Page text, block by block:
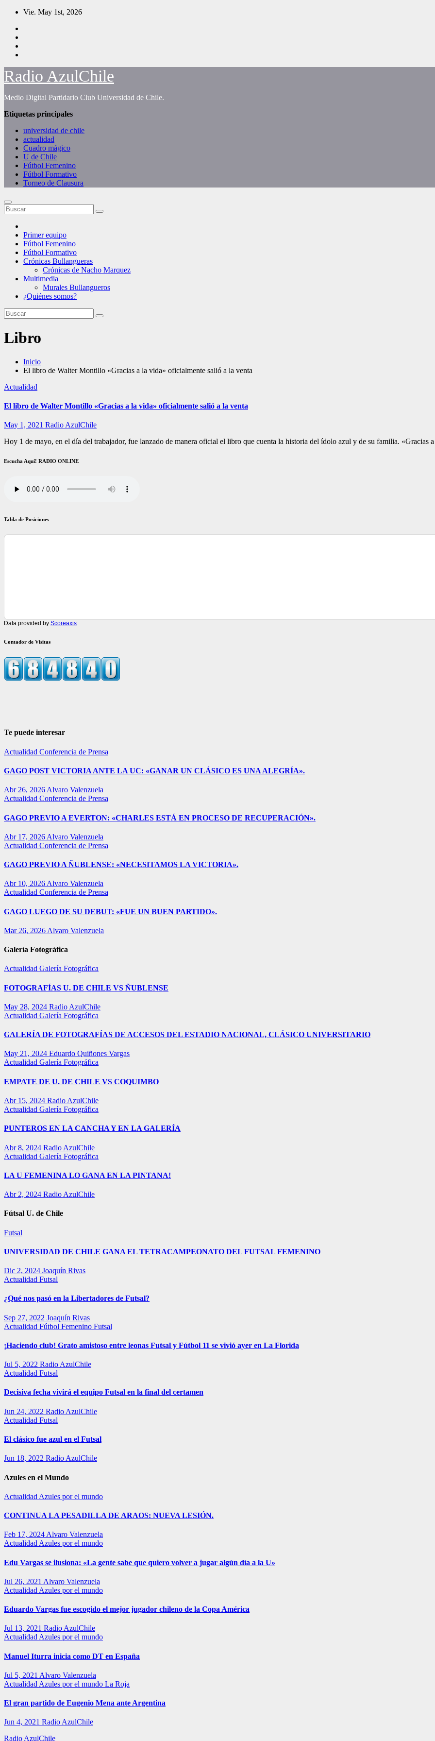
Saltar
contenido
Vie. May 1st, 2026
Radio AzulChile
Medio Digital Partidario Club Universidad de Chile.
Etiquetas principales
universidad de chile
actualidad
Cuadro mágico
U de Chile
Fútbol Femenino
Fútbol Formativo
Torneo de Clausura
Primer equipo
Fútbol Femenino
Fútbol Formativo
Crónicas Bullangueras
Crónicas de Nacho Marquez
Multimedia
Murales Bullangueros
¿Quiénes somos?
Libro
Inicio
El libro de Walter Montillo «Gracias a la vida» oficialmente salió a la venta
Actualidad
El libro de Walter Montillo «Gracias a la vida» oficialmente salió a la venta
May 1, 2021 Radio AzulChile
Hoy 1 de mayo, en el día del trabajador, fue lanzado de manera oficial el libro que cuenta la historia del ídolo azul y de su familia. «Gracias
Escucha Aquí! RADIO ONLINE
Tabla de Posiciones
Data provided by Scoreaxis
Contador de Visitas
Te puede interesar
Actualidad Conferencia de Prensa
GAGO POST VICTORIA ANTE LA UC: «GANAR UN CLÁSICO ES UNA ALEGRÍA».
Abr 26, 2026 Alvaro Valenzuela
Actualidad Conferencia de Prensa
GAGO PREVIO A EVERTON: «CHARLES ESTÁ EN PROCESO DE RECUPERACIÓN».
Abr 17, 2026 Alvaro Valenzuela
Actualidad Conferencia de Prensa
GAGO PREVIO A ÑUBLENSE: «NECESITAMOS LA VICTORIA».
Abr 10, 2026 Alvaro Valenzuela
Actualidad Conferencia de Prensa
GAGO LUEGO DE SU DEBUT: «FUE UN BUEN PARTIDO».
Mar 26, 2026 Alvaro Valenzuela
Galería Fotográfica
Actualidad Galería Fotográfica
FOTOGRAFÍAS U. DE CHILE VS ÑUBLENSE
May 28, 2024 Radio AzulChile
Actualidad Galería Fotográfica
GALERÍA DE FOTOGRAFÍAS DE ACCESOS DEL ESTADIO NACIONAL, CLÁSICO UNIVERSITARIO
May 21, 2024 Eduardo Quiñones Vargas
Actualidad Galería Fotográfica
EMPATE DE U. DE CHILE VS COQUIMBO
Abr 15, 2024 Radio AzulChile
Actualidad Galería Fotográfica
PUNTEROS EN LA CANCHA Y EN LA GALERÍA
Abr 8, 2024 Radio AzulChile
Actualidad Galería Fotográfica
LA U FEMENINA LO GANA EN LA PINTANA!
Abr 2, 2024 Radio AzulChile
Fútsal U. de Chile
Futsal
UNIVERSIDAD DE CHILE GANA EL TETRACAMPEONATO DEL FUTSAL FEMENINO
Dic 2, 2024 Joaquín Rivas
Actualidad Futsal
¿Qué nos pasó en la Libertadores de Futsal?
Sep 27, 2022 Joaquín Rivas
Actualidad Fútbol Femenino Futsal
¡Haciendo club! Grato amistoso entre leonas Futsal y Fútbol 11 se vivió ayer en La Florida
Jul 5, 2022 Radio AzulChile
Actualidad Futsal
Decisiva fecha vivirá el equipo Futsal en la final del certamen
Jun 24, 2022 Radio AzulChile
Actualidad Futsal
El clásico fue azul en el Futsal
Jun 18, 2022 Radio AzulChile
Azules en el Mundo
Actualidad Azules por el mundo
CONTINUA LA PESADILLA DE ARAOS: NUEVA LESIÓN.
Feb 17, 2024 Alvaro Valenzuela
Actualidad Azules por el mundo
Edu Vargas se ilusiona: «La gente sabe que quiero volver a jugar algún día a la U»
Jul 26, 2021 Alvaro Valenzuela
Actualidad Azules por el mundo
Eduardo Vargas fue escogido el mejor jugador chileno de la Copa América
Jul 13, 2021 Radio AzulChile
Actualidad Azules por el mundo
Manuel Iturra inicia como DT en España
Jul 5, 2021 Alvaro Valenzuela
Actualidad Azules por el mundo La Roja
El gran partido de Eugenio Mena ante Argentina
Jun 4, 2021 Radio AzulChile
Radio AzulChile